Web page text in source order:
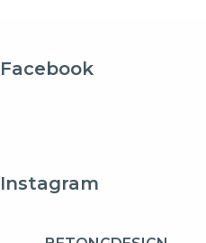
Facebook
Instagram